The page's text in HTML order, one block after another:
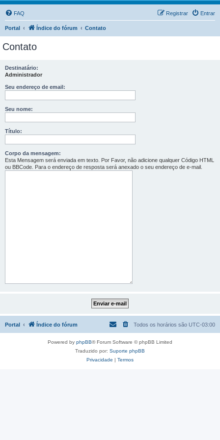
FAQ Entrar
Registrar
Portal Índice do fórum Contato
Contato
Destinatário:
Administrador
Seu endereço de email:
Seu nome:
Título:
Corpo da mensagem:
Esta Mensagem será enviada em texto. Por Favor, não adicione qualquer Código HTML
ou BBCode. Para o endereço de resposta será anexado o seu endereço de e-mail.
Portal Índice do fórum Todos os horários são UTC-03:00
Powered by phpBB® Forum Software © phpBB Limited
Traduzido por: Suporte phpBB
Privacidade | Termos